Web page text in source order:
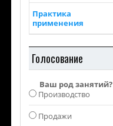
Практика
применения
Голосование
Ваш род занятий?
Производство
Продажи